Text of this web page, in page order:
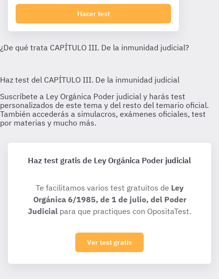
Hacer test
Haz test gratis de Ley Orgánica Poder judicial
Te facilitamos varios test gratuitos de Ley
Orgánica 6/1985, de 1 de julio, del Poder
Judicial para que practiques con OpositaTest.
Ver test gratis